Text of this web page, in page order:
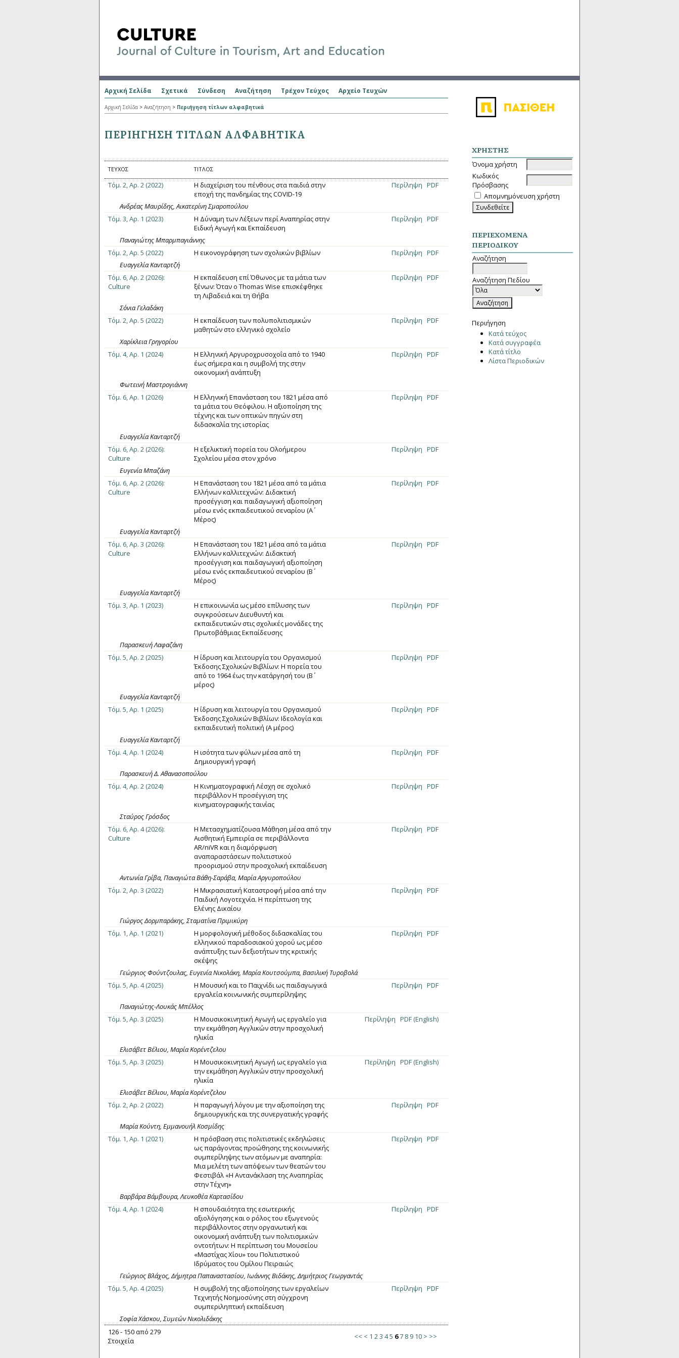
ΧΡΉΣΤΗΣ
Όνομα χρήστη
Κωδικός
Πρόσβασης
Απομνημόνευση χρήστη
ΠΕΡΙΕΧΌΜΕΝΑ
ΠΕΡΙΟΔΙΚΟΎ
Αναζήτηση
Αναζήτηση Πεδίου
Περιήγηση
Κατά τεύχος
Κατά συγγραφέα
Κατά τίτλο
Λίστα Περιοδικών
Αρχική Σελίδα Σχετικά Σύνδεση Αναζήτηση Τρέχον Τεύχος Αρχείο Τευχών
Αρχική Σελίδα > Αναζήτηση > Περιήγηση τίτλων αλφαβητικά
ΠΕΡΙΉΓΗΣΗ ΤΊΤΛΩΝ ΑΛΦΑΒΗΤΙΚΆ
ΤΕΎΧΟΣ ΤΊΤΛΟΣ
Τόμ. 2, Αρ. 2 (2022)
Η διαχείριση του πένθους στα παιδιά στην
εποχή της πανδημίας της COVID-19
Περίληψη PDF
Ανδρέας Μαυρίδης, Αικατερίνη Σμαροπούλου
Τόμ. 3, Αρ. 1 (2023)
Η Δύναμη των Λέξεων περί Αναπηρίας στην
Ειδική Αγωγή και Εκπαίδευση
Περίληψη PDF
Παναγιώτης Μπαρμπαγιάννης
Τόμ. 2, Αρ. 5 (2022)
Η εικονογράφηση των σχολικών βιβλίων Περίληψη PDF
Ευαγγελία Κανταρτζή
Τόμ. 6, Αρ. 2 (2026):
Culture
Η εκπαίδευση επί Όθωνος με τα μάτια των
ξένων: Όταν ο Thomas Wise επισκέφθηκε
τη Λιβαδειά και τη Θήβα
Περίληψη PDF
Σόνια Γελαδάκη
Τόμ. 2, Αρ. 5 (2022)
Η εκπαίδευση των πολυπολιτισµικών
µαθητών στο ελληνικό σχολείο
Περίληψη PDF
Χαρίκλεια Γρηγορίου
Τόμ. 4, Αρ. 1 (2024)
Η Ελληνική Αργυροχρυσοχοΐα από το 1940
έως σήμερα και η συμβολή της στην
οικονομική ανάπτυξη
Περίληψη PDF
Φωτεινή Μαστρογιάννη
Τόμ. 6, Αρ. 1 (2026)
Η Ελληνική Επανάσταση του 1821 μέσα από
τα μάτια του Θεόφιλου. Η αξιοποίηση της
τέχνης και των οπτικών πηγών στη
διδασκαλία της ιστορίας
Περίληψη PDF
Ευαγγελία Κανταρτζή
Τόμ. 6, Αρ. 2 (2026):
Culture
Η εξελικτική πορεία του Ολοήμερου
Σχολείου μέσα στον χρόνο
Περίληψη PDF
Ευγενία Μπαζάνη
Τόμ. 6, Αρ. 2 (2026):
Culture
Η Επανάσταση του 1821 μέσα από τα μάτια
Ελλήνων καλλιτεχνών: Διδακτική
προσέγγιση και παιδαγωγική αξιοποίηση
μέσω ενός εκπαιδευτικού σεναρίου (Α΄
Μέρος)
Περίληψη PDF
Ευαγγελία Κανταρτζή
Τόμ. 6, Αρ. 3 (2026):
Culture
Η Επανάσταση του 1821 μέσα από τα μάτια
Ελλήνων καλλιτεχνών: Διδακτική
προσέγγιση και παιδαγωγική αξιοποίηση
μέσω ενός εκπαιδευτικού σεναρίου (Β΄
Μέρος)
Περίληψη PDF
Ευαγγελία Κανταρτζή
Τόμ. 3, Αρ. 1 (2023)
Η επικοινωνία ως μέσο επίλυσης των
συγκρούσεων Διευθυντή και
εκπαιδευτικών στις σχολικές μονάδες της
Πρωτοβάθμιας Εκπαίδευσης
Περίληψη PDF
Παρασκευή Λαφαζάvη
Τόμ. 5, Αρ. 2 (2025)
Η ίδρυση και λειτουργία του Οργανισμού
Έκδοσης Σχολικών Βιβλίων: Η πορεία του
από το 1964 έως την κατάργησή του (Β΄
μέρος)
Περίληψη PDF
Ευαγγελία Κανταρτζή
Τόμ. 5, Αρ. 1 (2025)
Η ίδρυση και λειτουργία του Οργανισμού
Έκδοσης Σχολικών Βιβλίων: Ιδεολογία και
εκπαιδευτική πολιτική (Α μέρος)
Περίληψη PDF
Ευαγγελία Κανταρτζή
Τόμ. 4, Αρ. 1 (2024)
Η ισότητα των φύλων μέσα από τη
Δημιουργική γραφή
Περίληψη PDF
Παρασκευή Δ. Αθανασοπούλου
Τόμ. 4, Αρ. 2 (2024)
Η Κινηματογραφική Λέσχη σε σχολικό
περιβάλλον Η προσέγγιση της
κινηματογραφικής ταινίας
Περίληψη PDF
Σταύρος Γρόσδος
Τόμ. 6, Αρ. 4 (2026):
Culture
Η Μετασχηματίζουσα Μάθηση μέσα από την
Αισθητική Εμπειρία σε περιβάλλοντα
AR/niVR και η διαμόρφωση
αναπαραστάσεων πολιτιστικού
προορισμού στην προσχολική εκπαίδευση
Περίληψη PDF
Αντωνία Γρίβα, Παναγιώτα Βάθη-Σαράβα, Μαρία Αργυροπούλου
Τόμ. 2, Αρ. 3 (2022)
Η Μικρασιατική Καταστροφή μέσα από την
Παιδική Λογοτεχνία. Η περίπτωση της
Ελένης Δικαίου
Περίληψη PDF
Γιώργος Δορμπαράκης, Σταματίνα Πριμικύρη
Τόμ. 1, Αρ. 1 (2021)
Η μορφολογική μέθοδος διδασκαλίας του
ελληνικού παραδοσιακού χορού ως μέσο
ανάπτυξης των δεξιοτήτων της κριτικής
σκέψης
Περίληψη PDF
Γεώργιος Φούντζουλας, Ευγενία Νικολάκη, Μαρία Κουτσούμπα, Βασιλική Τυροβολά
Τόμ. 5, Αρ. 4 (2025)
Η Μουσική και το Παιχνίδι ως παιδαγωγικά
εργαλεία κοινωνικής συμπερίληψης
Περίληψη PDF
Παναγιώτης-Λουκάς Μπέλλος
Τόμ. 5, Αρ. 3 (2025)
Η Μουσικοκινητική Αγωγή ως εργαλείο για
την εκμάθηση Αγγλικών στην προσχολική
ηλικία
Περίληψη PDF (English)
Ελισάβετ Βέλιου, Μαρία Κορέντζελου
Τόμ. 5, Αρ. 3 (2025)
Η Μουσικοκινητική Αγωγή ως εργαλείο για
την εκμάθηση Αγγλικών στην προσχολική
ηλικία
Περίληψη PDF (English)
Ελισάβετ Βέλιου, Μαρία Κορέντζελου
Τόμ. 2, Αρ. 2 (2022)
Η παραγωγή λόγου με την αξιοποίηση της
δημιουργικής και της συνεργατικής γραφής
Περίληψη PDF
Μαρία Κούντη, Εμμανουήλ Κοσμίδης
Τόμ. 1, Αρ. 1 (2021)
Η πρόσβαση στις πολιτιστικές εκδηλώσεις
ως παράγοντας προώθησης της κοινωνικής
συμπερίληψης των ατόμων με αναπηρία:
Μια μελέτη των απόψεων των θεατών του
Φεστιβάλ «Η Αντανάκλαση της Αναπηρίας
στην Τέχνη»
Περίληψη PDF
Βαρβάρα Βάμβουρα, Λευκοθέα Καρτασίδου
Τόμ. 4, Αρ. 1 (2024)
Η σπουδαιότητα της εσωτερικής
αξιολόγησης και ο ρόλος του εξωγενούς
περιβάλλοντος στην οργανωτική και
οικονομική ανάπτυξη των πολιτισμικών
οντοτήτων: Η περίπτωση του Μουσείου
«Μαστίχας Χίου» του Πολιτιστικού
Ιδρύματος του Ομίλου Πειραιώς
Περίληψη PDF
Γεώργιος Βλάχος, Δήμητρα Παπαναστασίου, Ιωάννης Βιδάκης, Δημήτριος Γεωργαντάς
Τόμ. 5, Αρ. 4 (2025)
Η συμβολή της αξιοποίησης των εργαλείων
Τεχνητής Νοημοσύνης στη σύγχρονη
συμπεριληπτική εκπαίδευση
Περίληψη PDF
Σοφία Χάσκου, Συμεών Νικολιδάκης
126 - 150 από 279
Στοιχεία
<< < 1 23 45 67 8 9 10 > >>